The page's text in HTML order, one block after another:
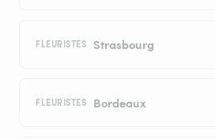
FLEURISTES Strasbourg
FLEURISTES Bordeaux